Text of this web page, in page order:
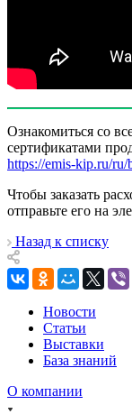
Ознакомиться со
сертификатами
https://emis-kip.ru/ru/
Чтобы заказать
отправьте его на
Назад к списку
Новости
Статьи
Выставки
База знаний
О компании